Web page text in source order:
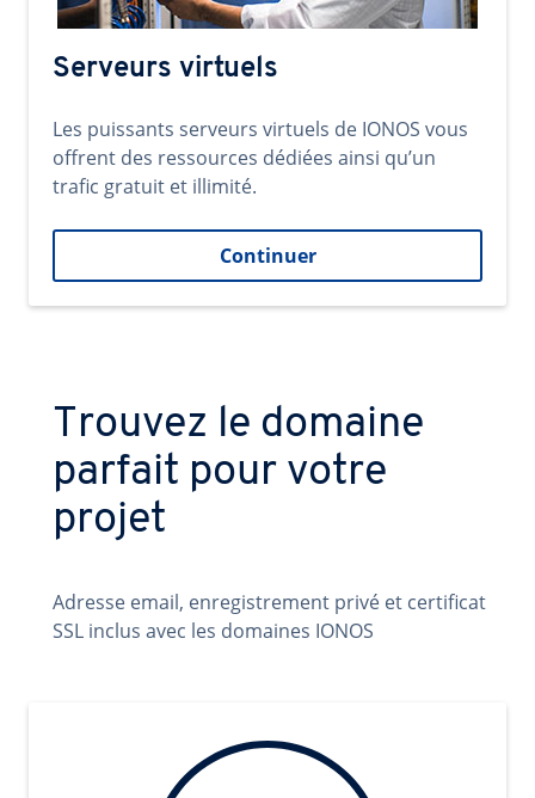
Serveurs virtuels
Les puissants serveurs virtuels de IONOS vous
offrent des ressources dédiées ainsi qu’un
trafic gratuit et illimité.
Continuer
Trouvez le domaine
parfait pour votre
projet
Adresse email, enregistrement privé et certificat
SSL inclus avec les domaines IONOS